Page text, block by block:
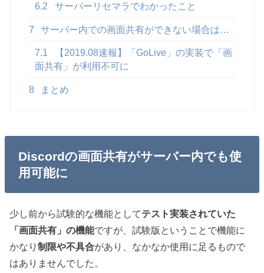
6.2 サーバーリセマラでわかったこと
7 サーバー内での画面共有ができない場合は…
7.1
【2019.08速報】「GoLive」の実装で「画
面共有」が利用不可に
8 まとめ
Discordの画面共有がサーバー内でも使
用可能に
少し前から試験的な機能としてテスト実装されていた
「画面共有」の機能ですが、試験版ということで機能に
かなり制限や不具合があり、なかなか使用に足るもので
はありませんでした。